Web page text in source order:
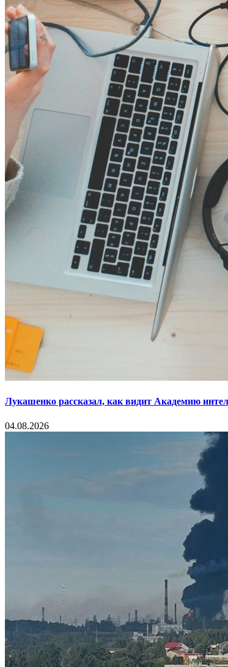
Лукашенко рассказал, как видит Академию
04.08.2026